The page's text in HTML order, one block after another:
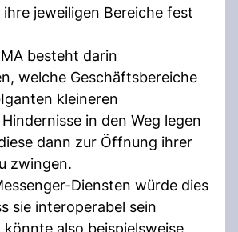
ihre jeweiligen Bereiche fest
besteht darin
welche Geschäftsbereiche
kleineren
in den Weg legen
dann zur Öffnung ihrer
zwingen.
Diensten würde dies
sie interoperabel sein
könnte also beispielsweise